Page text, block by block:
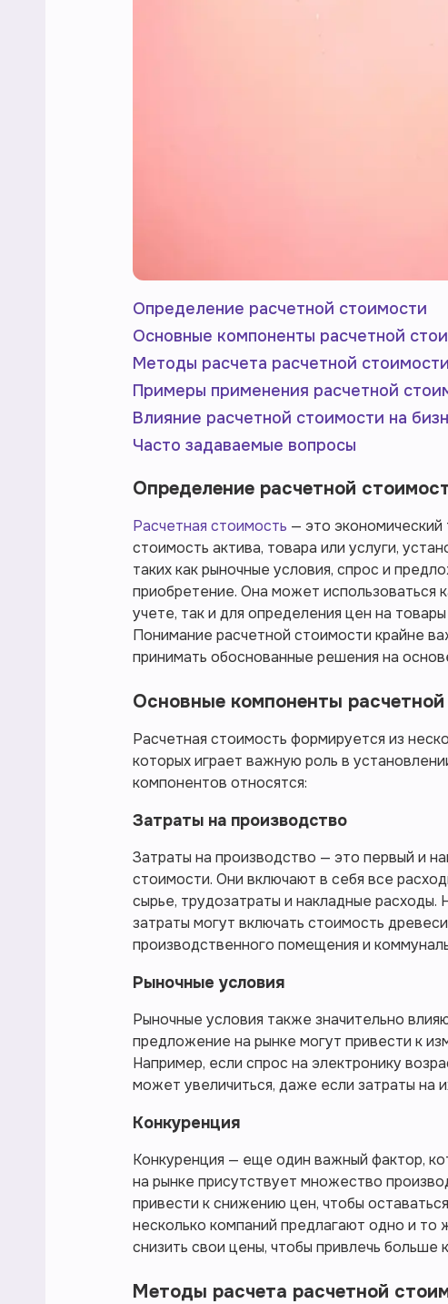
Определение расчетной стоимости
Основные компоненты расчетной
Методы расчета расчетной стоимости
Примеры применения расчетной
Влияние расчетной стоимости на
Часто задаваемые вопросы
Определение расчетной
Расчетная стоимость — это
стоимость актива, товара или услуги,
таких как рыночные условия, спрос и
приобретение. Она может использоваться
учете, так и для определения цен на
Понимание расчетной стоимости крайне
принимать обоснованные решения на
Основные компоненты
Расчетная стоимость формируется из
которых играет важную роль в
компонентов относятся:
Затраты на производство
Затраты на производство — это первый и
стоимости. Они включают в себя все
сырье, трудозатраты и накладные
затраты могут включать стоимость
производственного помещения и
Рыночные условия
Рыночные условия также значительно
предложение на рынке могут привести к
Например, если спрос на электронику
может увеличиться, даже если затраты на
Конкуренция
Конкуренция — еще один важный фактор,
на рынке присутствует множество
привести к снижению цен, чтобы
несколько компаний предлагают одно и
снизить свои цены, чтобы привлечь больше
Методы расчета расчетной